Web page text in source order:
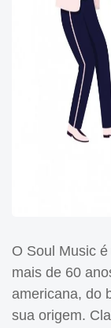
O Soul Music
mais de 60
americana, do
sua origem.